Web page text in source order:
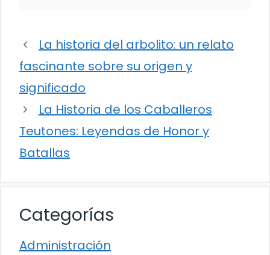
La historia del arbolito: un relato
fascinante sobre su origen y
significado
La Historia de los Caballeros
Teutones: Leyendas de Honor y
Batallas
Categorías
Administración